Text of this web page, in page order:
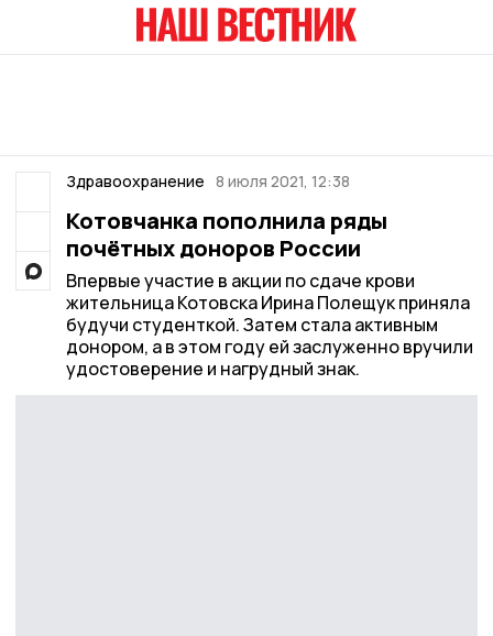
Здравоохранение 8 июля 2021, 12:38
Котовчанка пополнила ряды
почётных доноров России
Впервые участие в акции по сдаче крови
жительница Котовска Ирина Полещук приняла
будучи студенткой. Затем стала активным
донором, а в этом году ей заслуженно вручили
удостоверение и нагрудный знак.